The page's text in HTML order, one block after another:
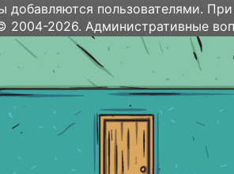
добавляются пользователями.
2004-2026. Административные